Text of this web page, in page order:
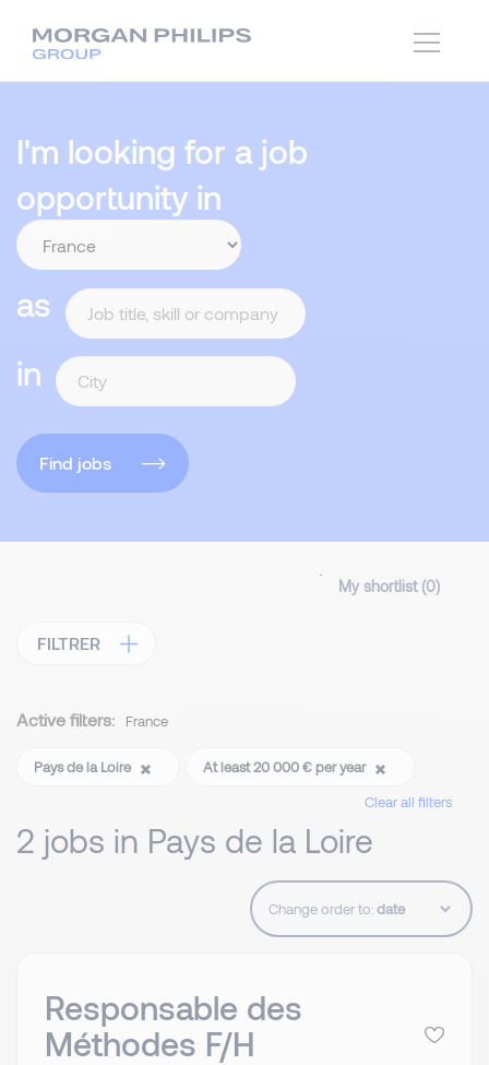
I'm looking for a job
opportunity in
as
in
Find jobs
My shortlist (0)
FILTRER
Active filters: France
Pays de la Loire
At least 20 000 € per year
Clear all filters
2 jobs in Pays de la Loire
Change order to:
Responsable des
Méthodes F/H